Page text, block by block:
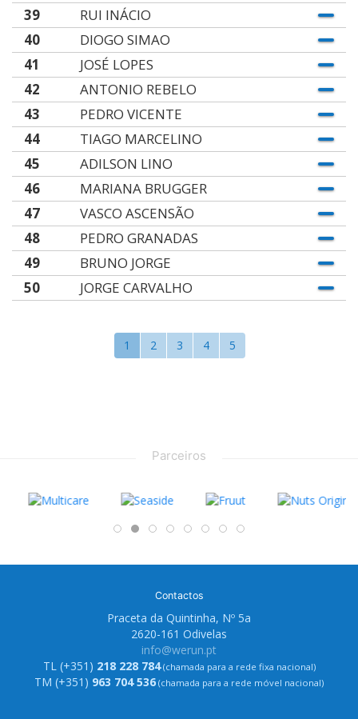
39
RUI INÁCIO
40
DIOGO SIMAO
41
JOSÉ LOPES
42
ANTONIO REBELO
43
PEDRO VICENTE
44
TIAGO MARCELINO
45
ADILSON LINO
46
MARIANA BRUGGER
47
VASCO ASCENSÃO
48
PEDRO GRANADAS
49
BRUNO JORGE
50
JORGE CARVALHO
1 2 3 4 5
Parceiros
Contactos
Praceta da Quintinha, Nº 5a
2620-161 Odivelas
info@werun.pt
TL (+351) 218 228 784(chamada para a rede fixa nacional)
TM (+351) 963 704 536 (chamada para a rede móvel nacional)